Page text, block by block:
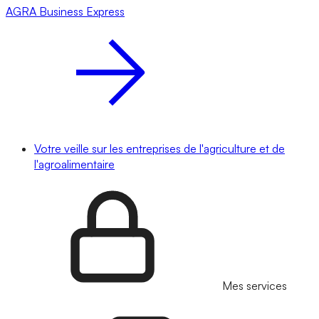
AGRA Business Express
Votre veille sur les entreprises de l'agriculture et de
l'agroalimentaire
Mes services